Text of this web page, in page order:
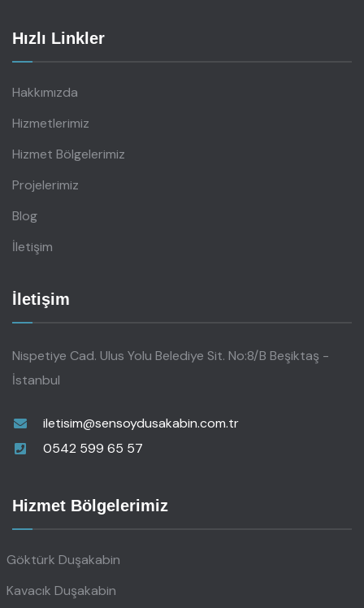
Hızlı Linkler
Hakkımızda
Hizmetlerimiz
Hizmet Bölgelerimiz
Projelerimiz
Blog
İletişim
İletişim
Nispetiye Cad. Ulus Yolu Belediye Sit. No:8/B Beşiktaş -
İstanbul
iletisim@sensoydusakabin.com.tr
0542 599 65 57
Hizmet Bölgelerimiz
Göktürk Duşakabin
Kavacık Duşakabin